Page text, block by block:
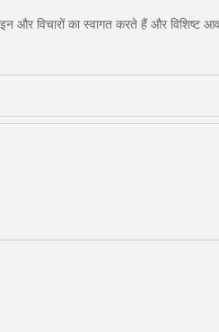
और विचारों का स्वागत करते हैं और विशिष्ट